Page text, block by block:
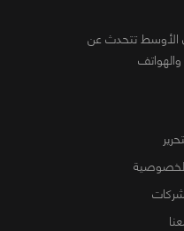
الأوسط تتحدث عن